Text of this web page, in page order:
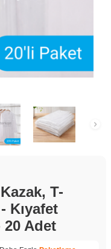
T-
Kıyafet
20 Adet